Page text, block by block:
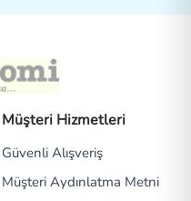
Müşteri Hizmetleri
Güvenli Alışveriş
Müşteri Aydınlatma Metni